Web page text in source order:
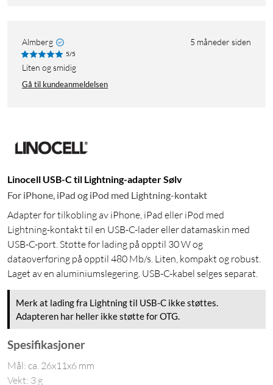
Almberg 5 måneder siden
5/5
Liten og smidig
Gå til kundeanmeldelsen
Linocell USB-C til Lightning-adapter Sølv
For iPhone, iPad og iPod med Lightning-kontakt
Adapter for tilkobling av iPhone, iPad eller iPod med
Lightning-kontakt til en USB-C-lader eller datamaskin med
USB-C-port. Støtte for lading på opptil 30 W og
dataoverføring på opptil 480 Mb/s. Liten, kompakt og robust.
Laget av en aluminiumslegering. USB-C-kabel selges separat.
Merk at lading fra Lightning til USB-C ikke støttes.
Adapteren har heller ikke støtte for OTG.
Spesifikasjoner
Mål: ca. 26x11x6 mm
Vekt: 3 g